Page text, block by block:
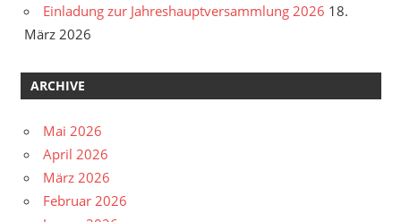
Einladung zur Jahreshauptversammlung 2026 18.
März 2026
ARCHIVE
Mai 2026
April 2026
März 2026
Februar 2026